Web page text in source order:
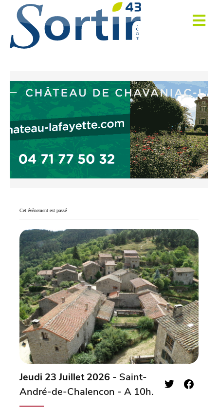
Cet évènement est passé
Jeudi 23 Juillet 2026 - Saint-
André-de-Chalencon - A 10h.